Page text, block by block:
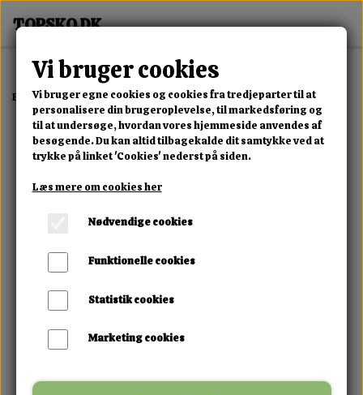
Forside Dame Alle Damesko Milano Luxe Wedge Sneaker
Vi bruger cookies
Vi bruger egne cookies og cookies fra tredjeparter til at
personalisere din brugeroplevelse, til markedsføring og
til at undersøge, hvordan vores hjemmeside anvendes af
besøgende. Du kan altid tilbagekalde dit samtykke ved at
trykke på linket 'Cookies' nederst på siden.
Læs mere om cookies her
Nødvendige cookies
Funktionelle cookies
Statistik cookies
Marketing cookies